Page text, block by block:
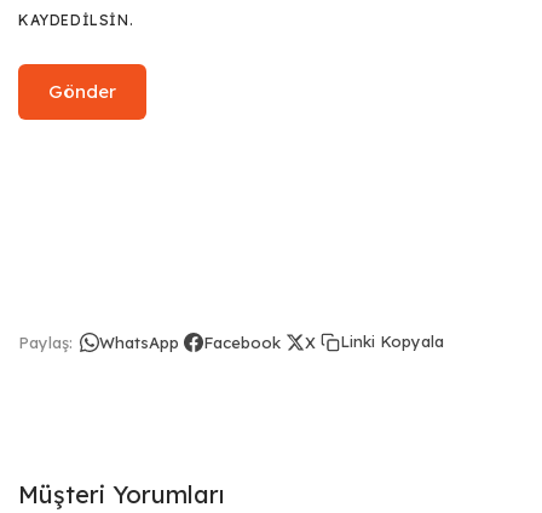
KAYDEDILSIN.
Paylaş: WhatsApp Facebook X Linki Kopyala
Müşteri Yorumları